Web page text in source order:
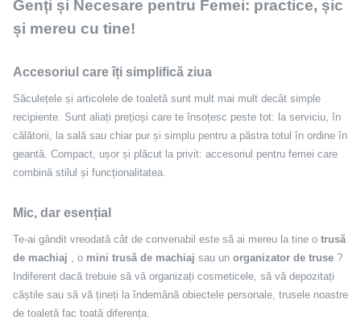
Genți și Necesare pentru Femei: practice, șic
și mereu cu tine!
Accesoriul care îți simplifică ziua
Săculețele și articolele de toaletă sunt mult mai mult decât simple
recipiente. Sunt aliați prețioși care te însoțesc peste tot: la serviciu, în
călătorii, la sală sau chiar pur și simplu pentru a păstra totul în ordine în
geantă. Compact, ușor și plăcut la privit: accesoriul pentru femei care
combină stilul și funcționalitatea.
Mic, dar esențial
Te-ai gândit vreodată cât de convenabil este să ai mereu la tine o trusă
de machiaj , o mini trusă de machiaj sau un organizator de truse ?
Indiferent dacă trebuie să vă organizați cosmeticele, să vă depozitați
căștile sau să vă țineți la îndemână obiectele personale, trusele noastre
de toaletă fac toată diferența.